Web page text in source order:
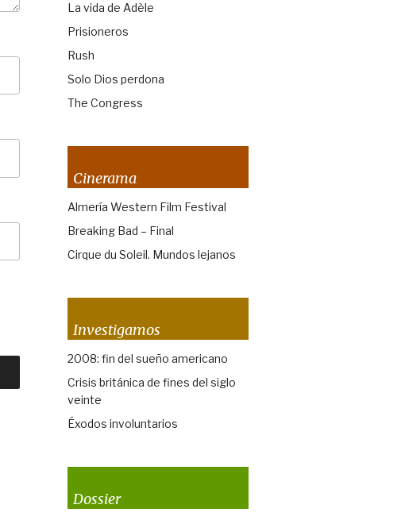
La vida de Adèle
Prisioneros
Rush
Solo Dios perdona
The Congress
Cinerama
Almería Western Film Festival
Breaking Bad – Final
Cirque du Soleil. Mundos lejanos
Investigamos
2008: fin del sueño americano
Crisis británica de fines del siglo
veinte
Éxodos involuntarios
Dossier